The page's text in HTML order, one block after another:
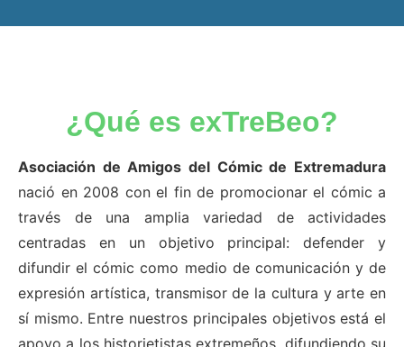
¿Qué es exTreBeo?
Asociación de Amigos del Cómic de Extremadura
nació en 2008 con el fin de promocionar el cómic a
través de una amplia variedad de actividades
centradas en un objetivo principal: defender y
difundir el cómic como medio de comunicación y de
expresión artística, transmisor de la cultura y arte en
sí mismo. Entre nuestros principales objetivos está el